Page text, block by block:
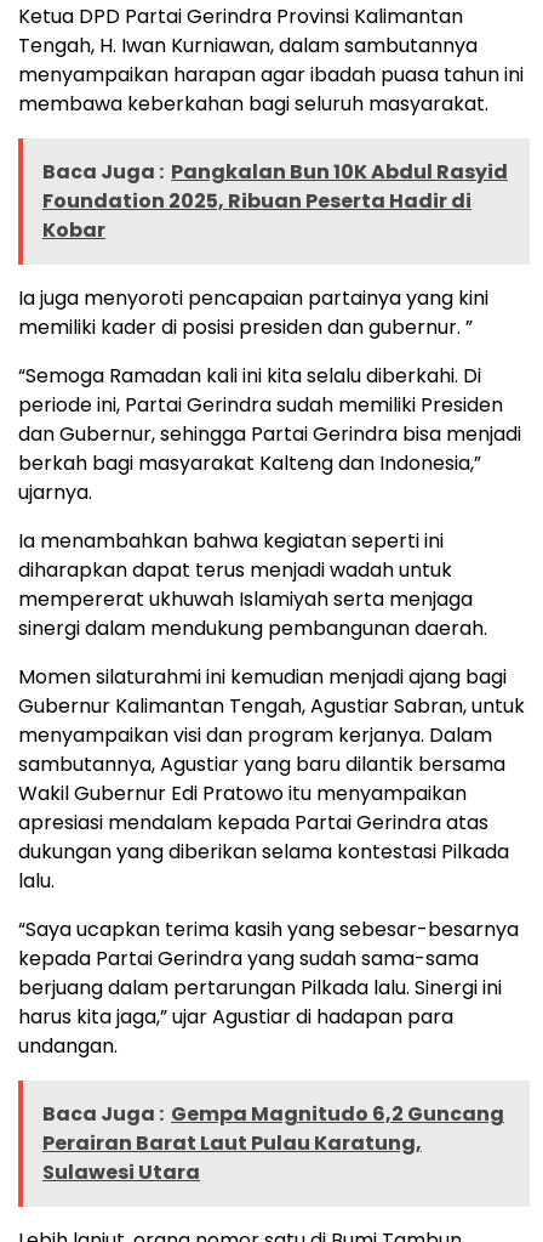
Ketua DPD Partai Gerindra Provinsi Kalimantan
Tengah, H. Iwan Kurniawan, dalam sambutannya
menyampaikan harapan agar ibadah puasa tahun ini
membawa keberkahan bagi seluruh masyarakat.
Baca Juga : Pangkalan Bun 10K Abdul Rasyid
Foundation 2025, Ribuan Peserta Hadir di
Kobar
Ia juga menyoroti pencapaian partainya yang kini
memiliki kader di posisi presiden dan gubernur. ”
“Semoga Ramadan kali ini kita selalu diberkahi. Di
periode ini, Partai Gerindra sudah memiliki Presiden
dan Gubernur, sehingga Partai Gerindra bisa menjadi
berkah bagi masyarakat Kalteng dan Indonesia,”
ujarnya.
Ia menambahkan bahwa kegiatan seperti ini
diharapkan dapat terus menjadi wadah untuk
mempererat ukhuwah Islamiyah serta menjaga
sinergi dalam mendukung pembangunan daerah.
Momen silaturahmi ini kemudian menjadi ajang bagi
Gubernur Kalimantan Tengah, Agustiar Sabran, untuk
menyampaikan visi dan program kerjanya. Dalam
sambutannya, Agustiar yang baru dilantik bersama
Wakil Gubernur Edi Pratowo itu menyampaikan
apresiasi mendalam kepada Partai Gerindra atas
dukungan yang diberikan selama kontestasi Pilkada
lalu.
“Saya ucapkan terima kasih yang sebesar-besarnya
kepada Partai Gerindra yang sudah sama-sama
berjuang dalam pertarungan Pilkada lalu. Sinergi ini
harus kita jaga,” ujar Agustiar di hadapan para
undangan.
Baca Juga : Gempa Magnitudo 6,2 Guncang
Perairan Barat Laut Pulau Karatung,
Sulawesi Utara